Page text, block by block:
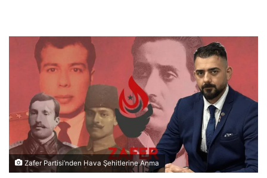
Zafer Partisi’nden Hava Şehitlerine Anma